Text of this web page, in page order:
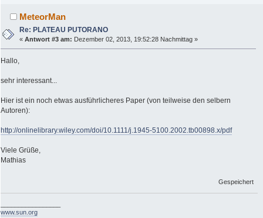
MeteorMan
Re: PLATEAU PUTORANO
«Antwort #3 am: Dezember 02, 2013, 19:52:28 Nachmittag »
Hallo,
sehr interessant...
Hier ist ein noch etwas ausführlicheres Paper (von teilweise den selbern
Autoren):
http://onlinelibrary.wiley.com/doi/10.1111/j.1945-5100.2002.tb00898.x/pdf
Viele Grüße,
Mathias
Gespeichert
www.sun.org